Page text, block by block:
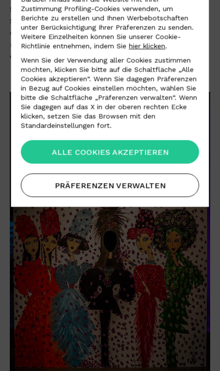
Stöckelschuhe mit einem Lenkrad anstelle der
Schnalle; das Red-Carpet-Kleid mit Schleppe, die
eine märchenhafte Autobahn darstellt, auf der
natürlich ein Mikrocar auf der ewigen Suche nach
einem Traum nicht fehlen durfte.
Zustimmung Profiling-Cookies verwenden, um
Berichte zu erstellen und Ihnen Werbebotschaften
unter Berücksichtigung Ihrer Präferenzen zu senden.
Weitere Einzelheiten können Sie unserer Cookie-
Richtlinie entnehmen, indem Sie hier klicken.
Wenn Sie der Verwendung aller Cookies zustimmen
möchten, klicken Sie bitte auf die Schaltfläche „Alle
Cookies akzeptieren“. Wenn Sie dagegen Präferenzen
in Bezug auf Cookies einstellen möchten, wählen Sie
bitte die Schaltfläche „Präferenzen verwalten“. Wenn
Sie dagegen auf das X in der oberen rechten Ecke
klicken, setzen Sie das Browsen mit den
Standardeinstellungen fort.
ALLE COOKIES AKZEPTIEREN
PRÄFERENZEN VERWALTEN